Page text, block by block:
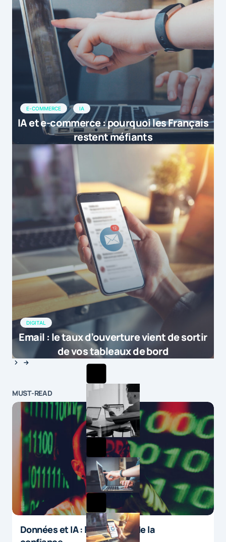
E-COMMERCE IA
IA et e-commerce : pourquoi les Français
restent méfiants
DIGITAL
Email : le taux d’ouverture vient de sortir
de vos tableaux de bord
MUST-READ
Données et IA : le paradoxe de la